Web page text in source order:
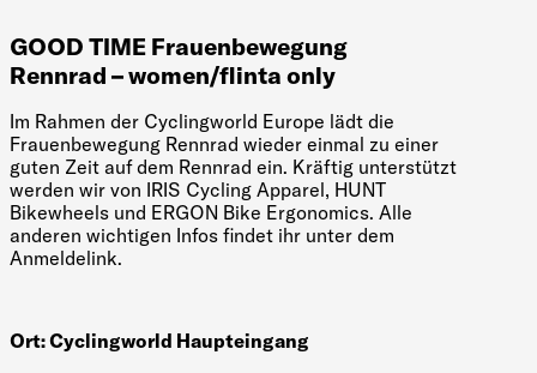
GOOD TIME Frauenbewegung
Rennrad – women/flinta only
Im Rahmen der Cyclingworld Europe lädt die
Frauenbewegung Rennrad wieder einmal zu einer
guten Zeit auf dem Rennrad ein. Kräftig unterstützt
werden wir von IRIS Cycling Apparel, HUNT
Bikewheels und ERGON Bike Ergonomics. Alle
anderen wichtigen Infos findet ihr unter dem
Anmeldelink.
Ort:Cyclingworld Haupteingang